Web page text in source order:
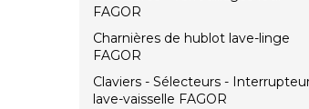
FAGOR
Charnières de hublot lave-linge
FAGOR
Claviers - Sélecteurs -
lave-vaisselle FAGOR